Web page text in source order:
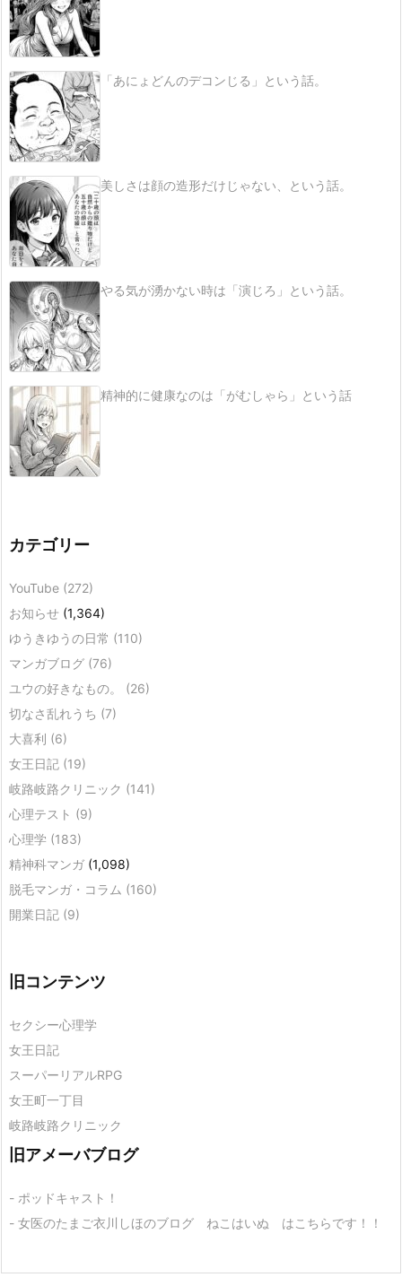
「あにょどんのデコンじる」という話。
美しさは顔の造形だけじゃない、という話。
やる気が湧かない時は「演じろ」という話。
精神的に健康なのは「がむしゃら」という話
カテゴリー
YouTube (272)
お知らせ (1,364)
ゆうきゆうの日常 (110)
マンガブログ (76)
ユウの好きなもの。 (26)
切なさ乱れうち (7)
大喜利 (6)
女王日記 (19)
岐路岐路クリニック (141)
心理テスト (9)
心理学 (183)
精神科マンガ (1,098)
脱毛マンガ・コラム (160)
開業日記 (9)
旧コンテンツ
セクシー心理学
女王日記
スーパーリアルRPG
女王町一丁目
岐路岐路クリニック
旧アメーバブログ
- ポッドキャスト！
- 女医のたまご衣川しほのブログ ねこはいぬ はこちらです！！